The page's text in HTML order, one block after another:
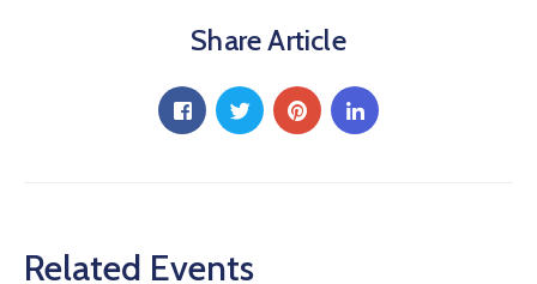
Share Article
Related Events